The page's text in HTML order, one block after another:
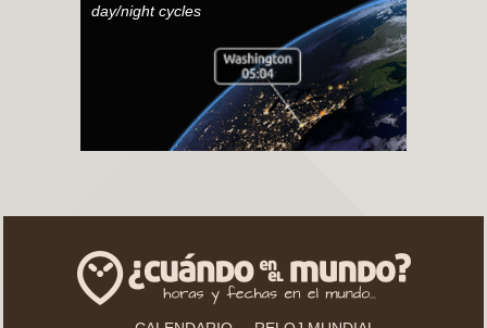
day/night cycles